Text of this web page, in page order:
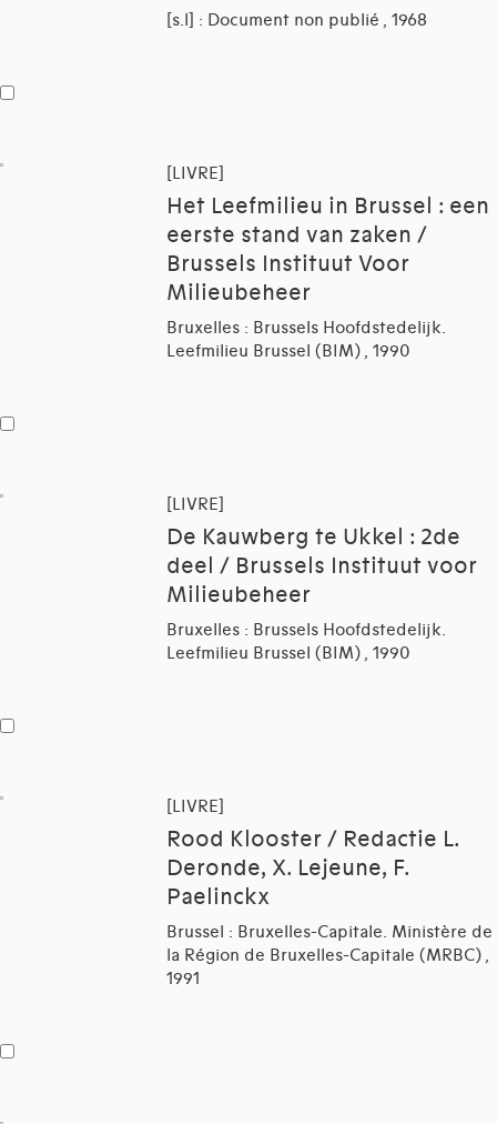
[s.l] : Document non publié , 1968
[LIVRE]
Het Leefmilieu in Brussel : een
eerste stand van zaken /
Brussels Instituut Voor
Milieubeheer
Bruxelles : Brussels Hoofdstedelijk.
Leefmilieu Brussel (BIM) , 1990
[LIVRE]
De Kauwberg te Ukkel : 2de
deel / Brussels Instituut voor
Milieubeheer
Bruxelles : Brussels Hoofdstedelijk.
Leefmilieu Brussel (BIM) , 1990
[LIVRE]
Rood Klooster / Redactie L.
Deronde, X. Lejeune, F.
Paelinckx
Brussel : Bruxelles-Capitale. Ministère de
la Région de Bruxelles-Capitale (MRBC) ,
1991